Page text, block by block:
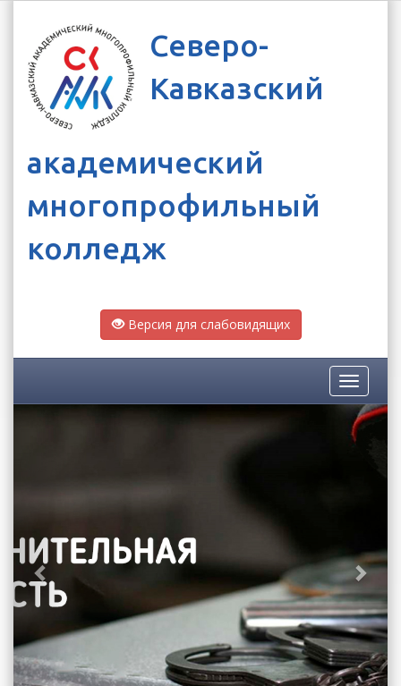
Северо-
Кавказский
академический
многопрофильный
колледж
Версия для слабовидящих
Toggle
Previous Next